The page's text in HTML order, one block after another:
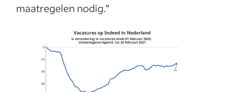
maatregelen nodig.”